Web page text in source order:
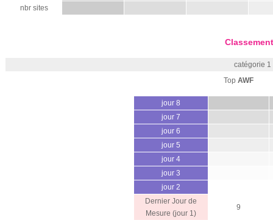
nbr sites
catégorie
Top AWF
jour 8
jour 7
jour 6
jour 5
jour 4
jour 3
jour 2
Dernier Jour de
Mesure (jour 1)
9